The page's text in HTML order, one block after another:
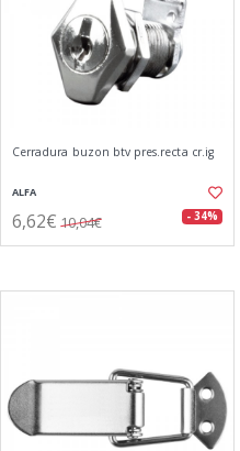
Cerradura buzon btv pres.recta cr.ig
ALFA
6,62€ 10,04€ - 34%